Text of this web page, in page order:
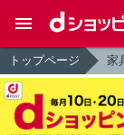
トップページ 家